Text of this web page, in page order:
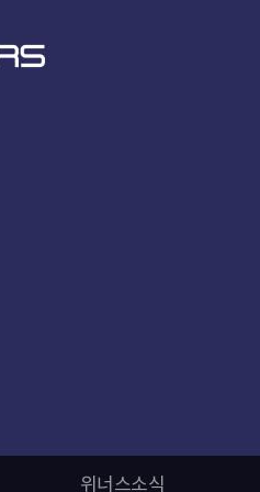
위너스소식